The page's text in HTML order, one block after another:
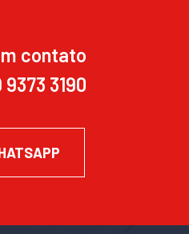
contato
3190